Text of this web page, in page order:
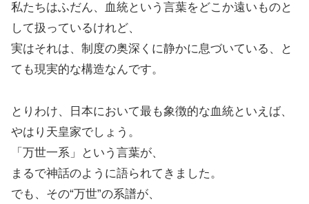
私たちはふだん、血統という言葉をどこか遠いものと
して扱っているけれど、
実はそれは、制度の奥深くに静かに息づいている、と
ても現実的な構造なんです。
とりわけ、日本において最も象徴的な血統といえば、
やはり天皇家でしょう。
「万世一系」という言葉が、
まるで神話のように語られてきました。
でも、その“万世”の系譜が、